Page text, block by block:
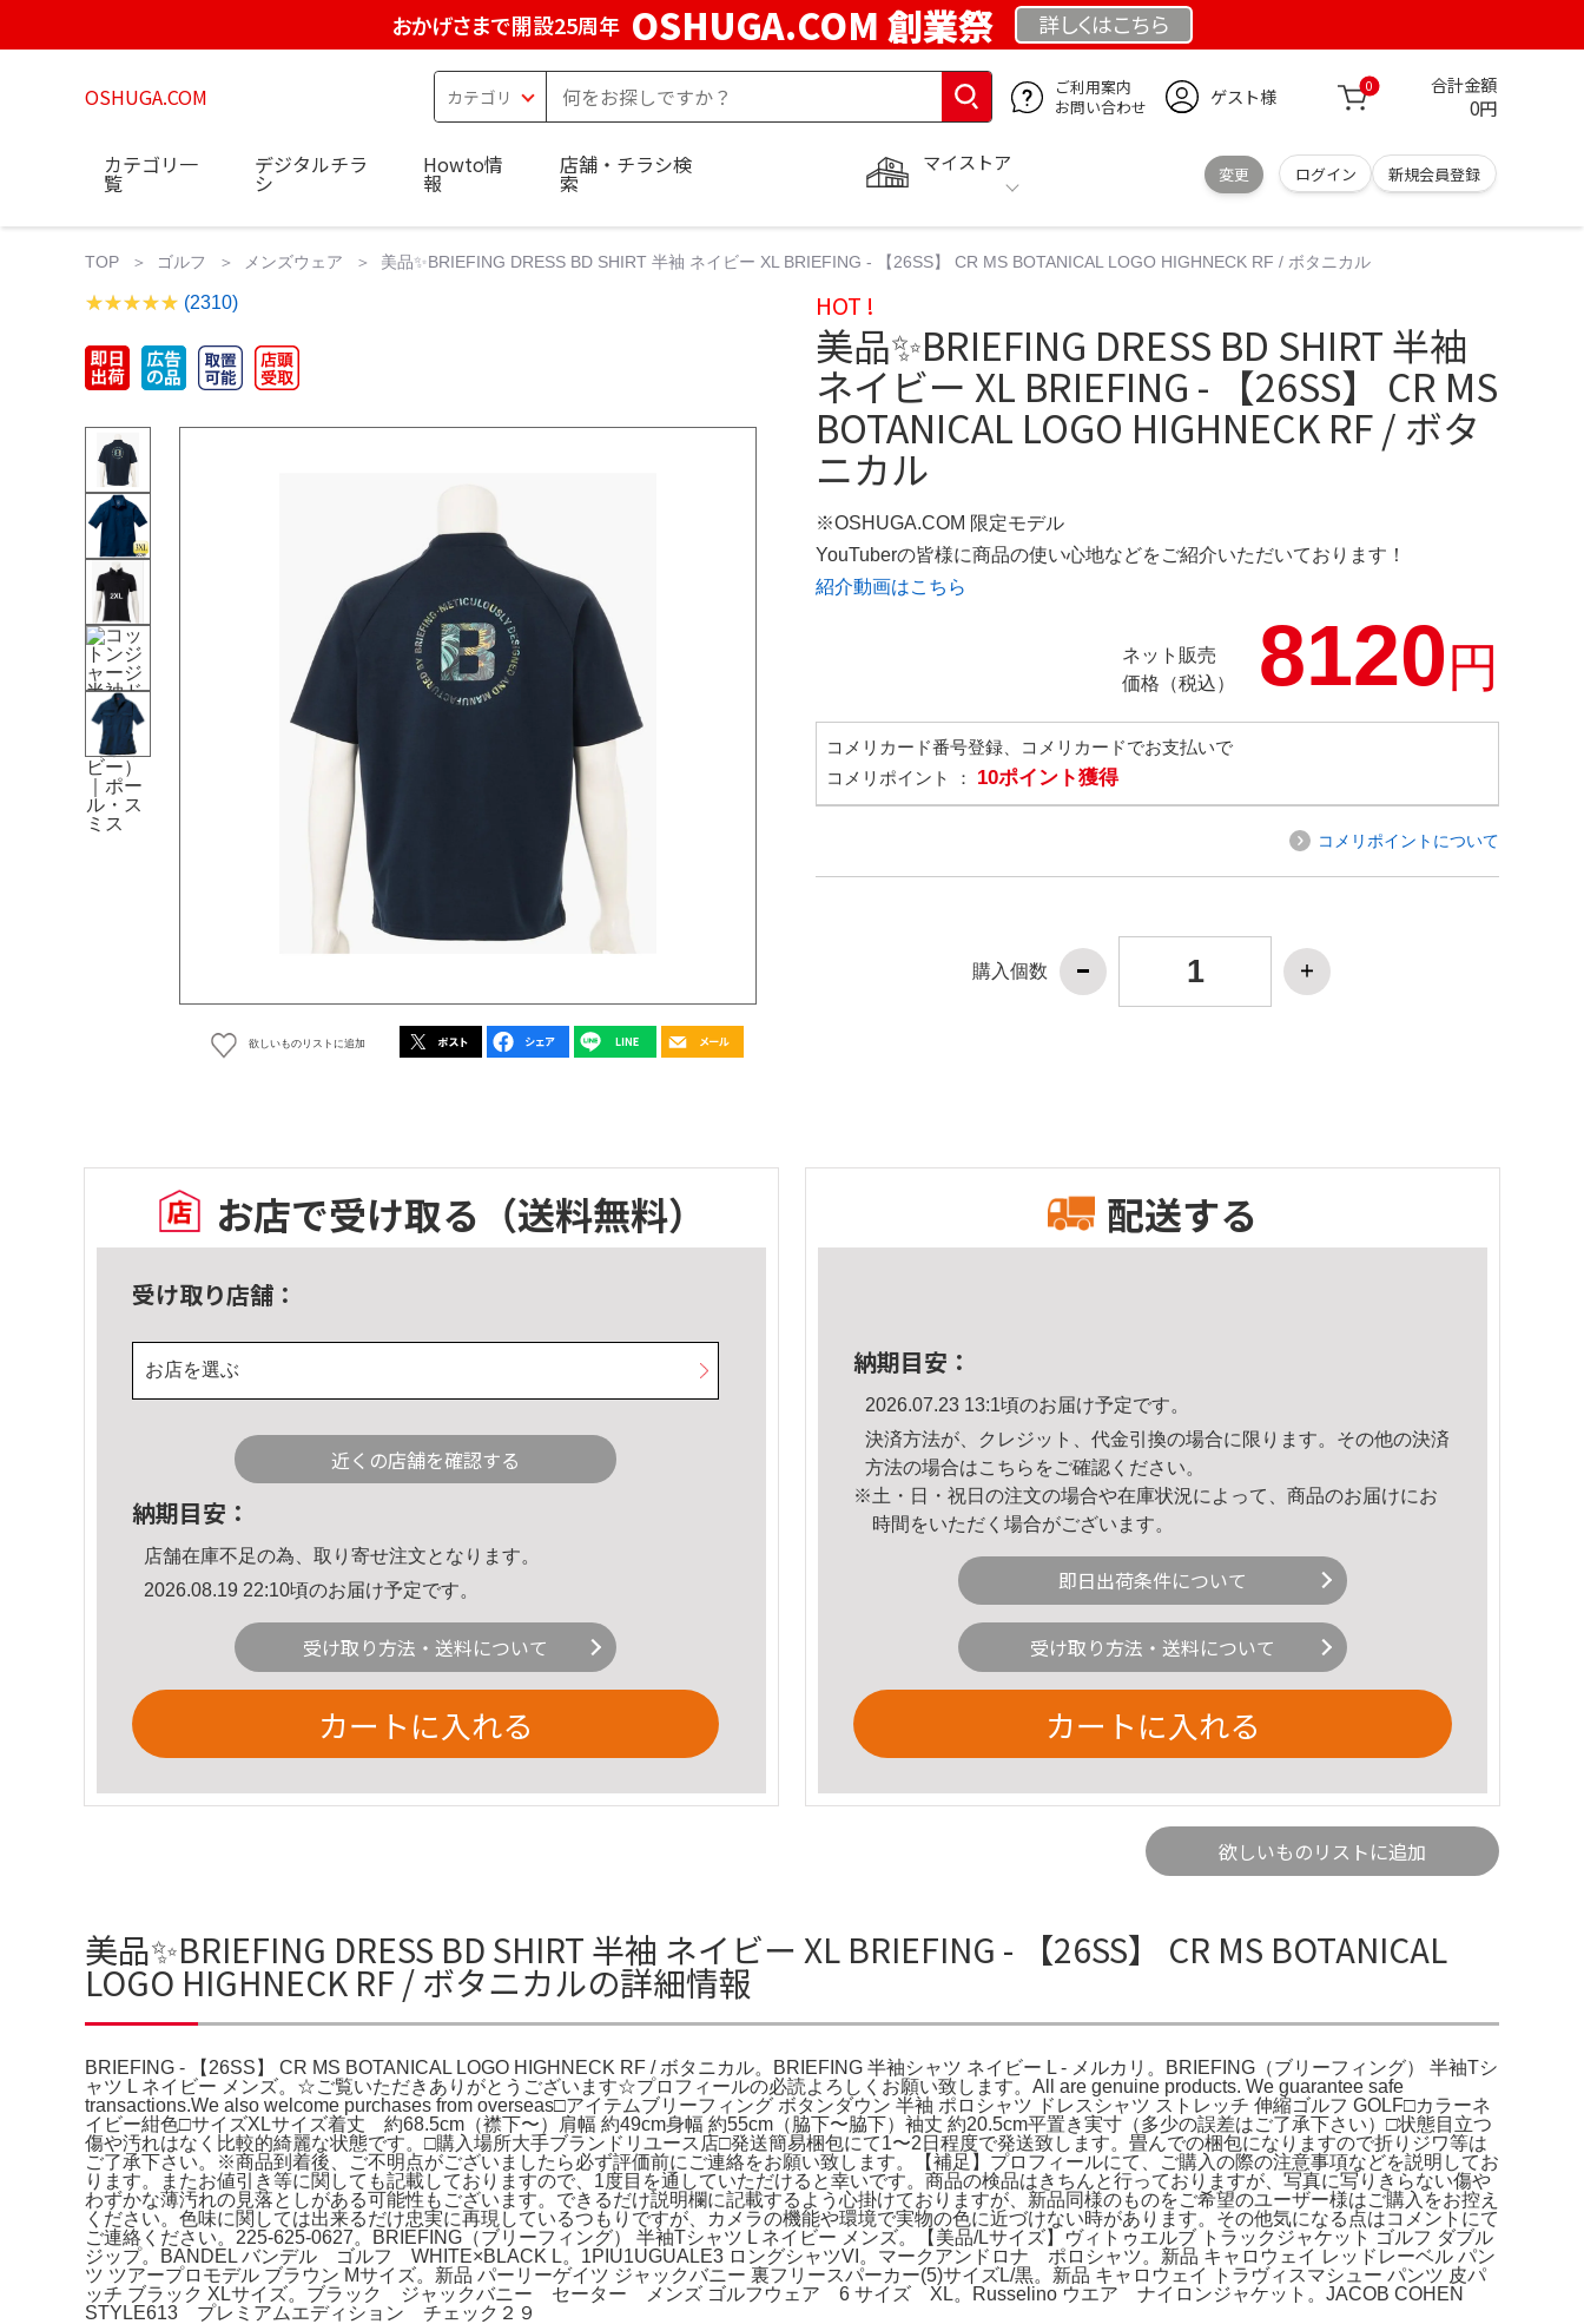
おかげさまで開設25周年 OSHUGA.COM 創業祭 詳しくはこちら
OSHUGA.COM
ご利用案内
お問い合わせ
ゲスト様 0 合計金額
0円
マイストア
変更 ログイン 新規会員登録
カテゴリ一
覧
デジタルチラ
シ
Howto情
報
店舗・チラシ検
索
TOP ゴルフ メンズウェア 美品✨BRIEFING DRESS BD SHIRT 半袖 ネイビー XL BRIEFING - 【26SS】 CR MS BOTANICAL LOGO HIGHNECK RF / ボタニカル
(2310)
欲しいものリストに追加
HOT !
美品✨BRIEFING DRESS BD SHIRT 半袖
ネイビー XL BRIEFING - 【26SS】 CR MS
BOTANICAL LOGO HIGHNECK RF / ボタ
ニカル
※OSHUGA.COM 限定モデル
YouTuberの皆様に商品の使い心地などをご紹介いただいております！
紹介動画はこちら
ネット販売
価格（税込）
8120円
コメリカード番号登録、コメリカードでお支払いで
コメリポイント ： 10ポイント獲得
コメリポイントについて
購入個数
お店で受け取る （送料無料）
受け取り店舗：
お店を選ぶ
近くの店舗を確認する
納期目安：
店舗在庫不足の為、取り寄せ注文となります。
2026.08.19 22:10頃のお届け予定です。
受け取り方法・送料について
カートに入れる
配送する
納期目安：
2026.07.23 13:1頃のお届け予定です。
決済方法が、クレジット、代金引換の場合に限ります。その他の決済
方法の場合はこちら をご確認ください。
※土・日・祝日の注文の場合や在庫状況によって、商品のお届けにお
時間をいただく場合がございます。
即日出荷条件について
受け取り方法・送料について
カートに入れる
欲しいものリストに追加
美品✨BRIEFING DRESS BD SHIRT 半袖 ネイビー XL BRIEFING - 【26SS】 CR MS BOTANICAL
LOGO HIGHNECK RF / ボタニカルの詳細情報
BRIEFING - 【26SS】 CR MS BOTANICAL LOGO HIGHNECK RF / ボタニカル。BRIEFING 半袖シャツ ネイビー L - メルカリ。BRIEFING（ブリーフィング） 半袖Tシ
ャツ L ネイビー メンズ。☆ご覧いただきありがとうございます☆プロフィールの必読よろしくお願い致します。All are genuine products. We guarantee safe
transactions.We also welcome purchases from overseas□アイテムブリーフィング ボタンダウン 半袖 ポロシャツ ドレスシャツ ストレッチ 伸縮ゴルフ GOLF□カラーネ
イビー紺色□サイズXLサイズ着丈 約68.5cm（襟下〜）肩幅 約49cm身幅 約55cm（脇下〜脇下）袖丈 約20.5cm平置き実寸（多少の誤差はご了承下さい）□状態目立つ
傷や汚れはなく比較的綺麗な状態です。□購入場所大手ブランドリユース店□発送簡易梱包にて1〜2日程度で発送致します。畳んでの梱包になりますので折りジワ等は
ご了承下さい。※商品到着後、ご不明点がございましたら必ず評価前にご連絡をお願い致します。【補足】プロフィールにて、ご購入の際の注意事項などを説明してお
ります。またお値引き等に関しても記載しておりますので、1度目を通していただけると幸いです。商品の検品はきちんと行っておりますが、写真に写りきらない傷や
わずかな薄汚れの見落としがある可能性もございます。できるだけ説明欄に記載するよう心掛けておりますが、新品同様のものをご希望のユーザー様はご購入をお控え
ください。色味に関しては出来るだけ忠実に再現しているつもりですが、カメラの機能や環境で実物の色に近づけない時があります。その他気になる点はコメントにて
ご連絡ください。225-625-0627。BRIEFING（ブリーフィング） 半袖Tシャツ L ネイビー メンズ。【美品/Lサイズ】ヴィトゥエルブ トラックジャケット ゴルフ ダブル
ジップ。BANDEL バンデル ゴルフ WHITE×BLACK L。1PIU1UGUALE3 ロングシャツVI。マークアンドロナ ポロシャツ。新品 キャロウェイ レッドレーベル パン
ツ ツアープロモデル ブラウン Mサイズ。新品 パーリーゲイツ ジャックバニー 裏フリースパーカー(5)サイズL/黒。新品 キャロウェイ トラヴィスマシュー パンツ 皮パ
ッチ ブラック XLサイズ。ブラック ジャックバニー セーター メンズ ゴルフウェア 6 サイズ XL。Russelino ウエア ナイロンジャケット。JACOB COHEN
STYLE613 プレミアムエディション チェック２９